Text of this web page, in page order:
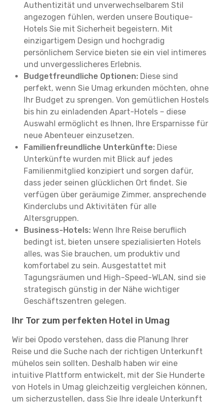
Authentizität und unverwechselbarem Stil
angezogen fühlen, werden unsere Boutique-
Hotels Sie mit Sicherheit begeistern. Mit
einzigartigem Design und hochgradig
persönlichem Service bieten sie ein viel intimeres
und unvergesslicheres Erlebnis.
Budgetfreundliche Optionen: Diese sind
perfekt, wenn Sie Umag erkunden möchten, ohne
Ihr Budget zu sprengen. Von gemütlichen Hostels
bis hin zu einladenden Apart-Hotels – diese
Auswahl ermöglicht es Ihnen, Ihre Ersparnisse für
neue Abenteuer einzusetzen.
Familienfreundliche Unterkünfte: Diese
Unterkünfte wurden mit Blick auf jedes
Familienmitglied konzipiert und sorgen dafür,
dass jeder seinen glücklichen Ort findet. Sie
verfügen über geräumige Zimmer, ansprechende
Kinderclubs und Aktivitäten für alle
Altersgruppen.
Business-Hotels: Wenn Ihre Reise beruflich
bedingt ist, bieten unsere spezialisierten Hotels
alles, was Sie brauchen, um produktiv und
komfortabel zu sein. Ausgestattet mit
Tagungsräumen und High-Speed-WLAN, sind sie
strategisch günstig in der Nähe wichtiger
Geschäftszentren gelegen.
Ihr Tor zum perfekten Hotel in Umag
Wir bei Opodo verstehen, dass die Planung Ihrer
Reise und die Suche nach der richtigen Unterkunft
mühelos sein sollten. Deshalb haben wir eine
intuitive Plattform entwickelt, mit der Sie Hunderte
von Hotels in Umag gleichzeitig vergleichen können,
um sicherzustellen, dass Sie Ihre ideale Unterkunft